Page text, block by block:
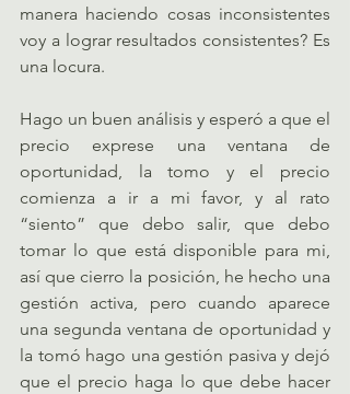
manera haciendo cosas inconsistentes
voy a lograr resultados consistentes? Es
una locura.
Hago un buen análisis y esperó a que el
precio exprese una ventana de
oportunidad, la tomo y el precio
comienza a ir a mi favor, y al rato
“siento” que debo salir, que debo
tomar lo que está disponible para mi,
así que cierro la posición, he hecho una
gestión activa, pero cuando aparece
una segunda ventana de oportunidad y
la tomó hago una gestión pasiva y dejó
que el precio haga lo que debe hacer